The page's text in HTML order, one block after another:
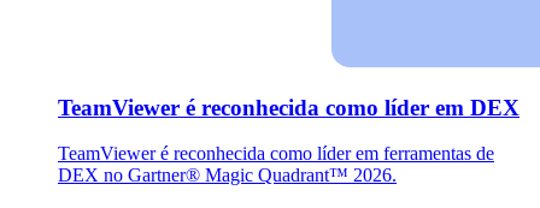
TeamViewer é reconhecida como líder em DEX
TeamViewer é reconhecida como líder em ferramentas de
DEX no Gartner® Magic Quadrant™ 2026.